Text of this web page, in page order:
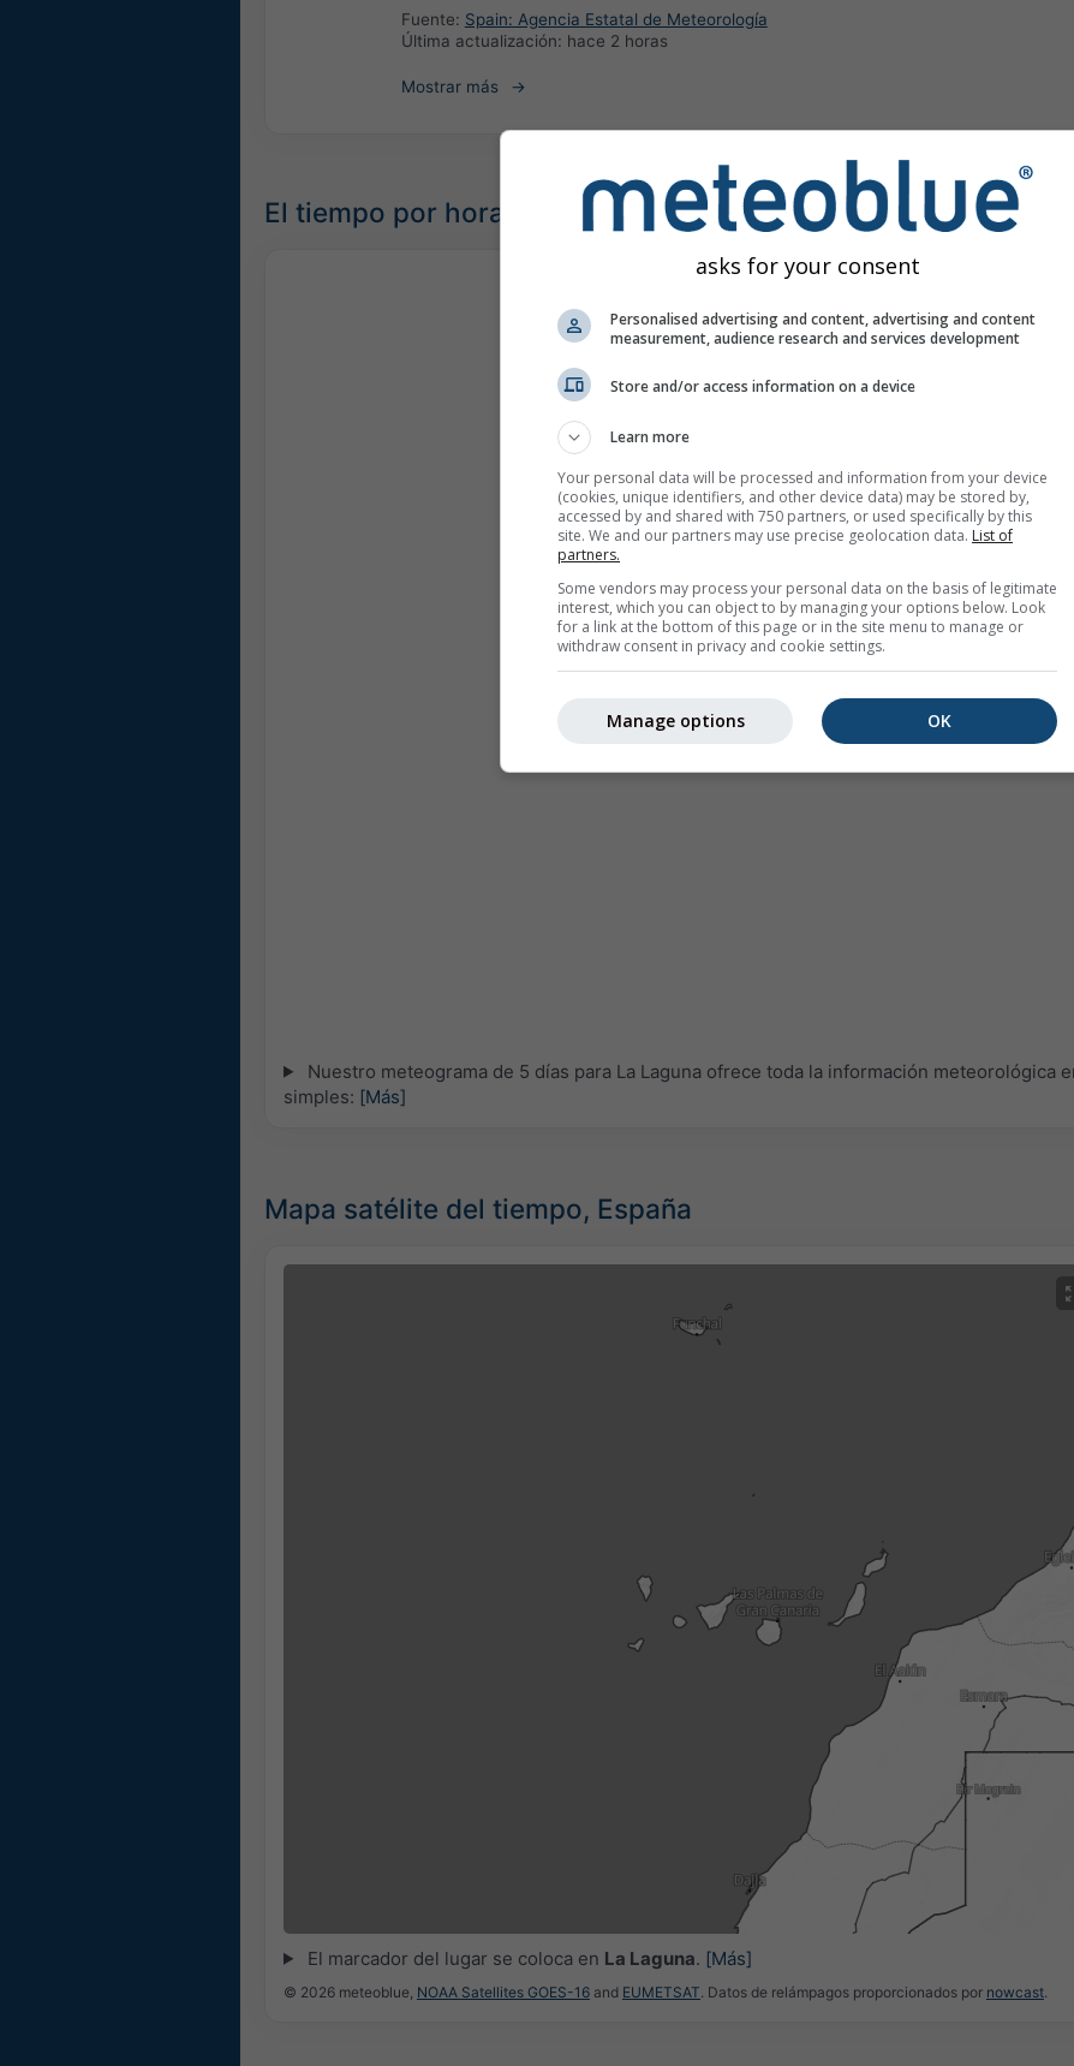
Fuente: Spain: Agencia Estatal de Meteorología
Última actualización: hace 2 horas
Mostrar más
El tiempo por horas en La Laguna
Nuestro meteograma de 5 días para La Laguna ofrece toda la información meteorológica
simples: [Más]
Mapa satélite del tiempo, España
11:45 12:00
El marcador del lugar se coloca en La Laguna. [Más]
© 2026 meteoblue, NOAA Satellites GOES-16 and EUMETSAT. Datos de relámpagos proporcionados por nowcast.
asks for your consent
Personalised advertising and content, advertising and content
measurement, audience research and services development
Store and/or access information on a device
Learn more
Your personal data will be processed and information from your device
(cookies, unique identifiers, and other device data) may be stored by,
accessed by and shared with 750 partners, or used specifically by this
site. We and our partners may use precise geolocation data. List of
partners.
Some vendors may process your personal data on the basis of legitimate
interest, which you can object to by managing your options below. Look
for a link at the bottom of this page or in the site menu to manage or
withdraw consent in privacy and cookie settings.
OK
Manage options